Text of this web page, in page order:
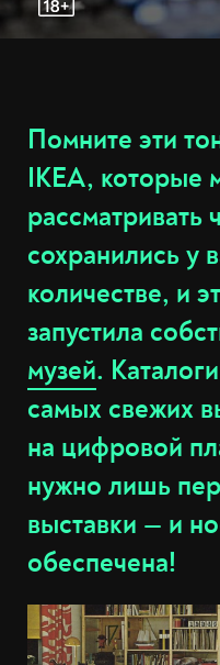
Помните эти
IKEA, которые
рассматривать
сохранились у
количестве, и
запустила
музей.
самых свежих
на цифровой
нужно лишь
выставки — и
обеспечена!